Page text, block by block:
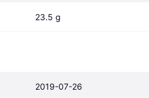
23.5 g
2019-07-26